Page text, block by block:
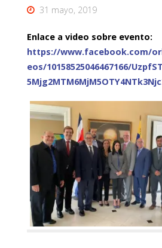
31 mayo, 2019
Enlace a video sobre evento:
https://www.facebook.com/
eos/10158525046467166/